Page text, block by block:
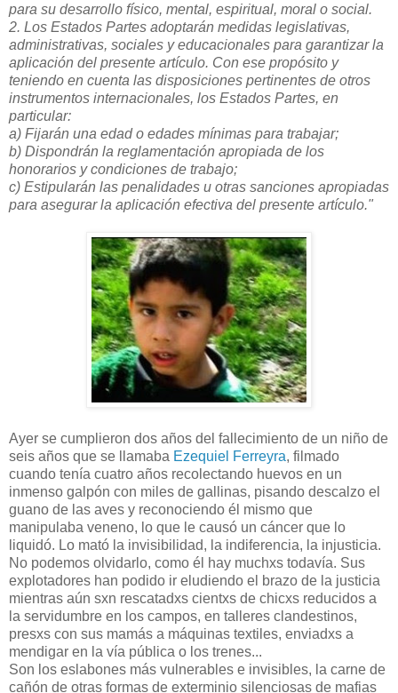
para su desarrollo físico, mental, espiritual, moral o social.
2. Los Estados Partes adoptarán medidas legislativas,
administrativas, sociales y educacionales para garantizar la
aplicación del presente artículo. Con ese propósito y
teniendo en cuenta las disposiciones pertinentes de otros
instrumentos internacionales, los Estados Partes, en
particular:
a) Fijarán una edad o edades mínimas para trabajar;
b) Dispondrán la reglamentación apropiada de los
honorarios y condiciones de trabajo;
c) Estipularán las penalidades u otras sanciones apropiadas
para asegurar la aplicación efectiva del presente artículo."
Ayer se cumplieron dos años del fallecimiento de un niño de
seis años que se llamaba Ezequiel Ferreyra, filmado
cuando tenía cuatro años recolectando huevos en un
inmenso galpón con miles de gallinas, pisando descalzo el
guano de las aves y reconociendo él mismo que
manipulaba veneno, lo que le causó un cáncer que lo
liquidó. Lo mató la invisibilidad, la indiferencia, la injusticia.
No podemos olvidarlo, como él hay muchxs todavía. Sus
explotadores han podido ir eludiendo el brazo de la justicia
mientras aún sxn rescatadxs cientxs de chicxs reducidos a
la servidumbre en los campos, en talleres clandestinos,
presxs con sus mamás a máquinas textiles, enviadxs a
mendigar en la vía pública o los trenes...
Son los eslabones más vulnerables e invisibles, la carne de
cañón de otras formas de exterminio silenciosas de mafias